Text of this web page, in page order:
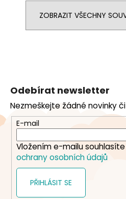
ZOBRAZIT VŠECHNY
a
t
Odebírat newsletter
Nezmeškejte žádné novinky
E-mail
Vložením e-mailu souhlasíte
ochrany osobních údajů
PŘIHLÁSIT SE